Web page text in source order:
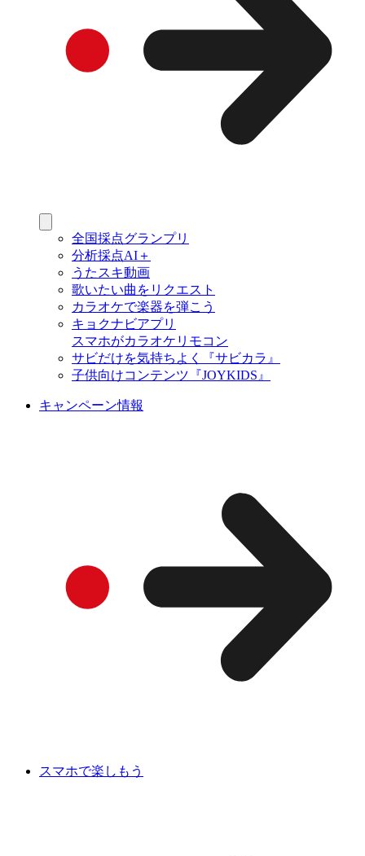
全国採点グランプリ
分析採点AI＋
うたスキ動画
歌いたい曲をリクエスト
カラオケで楽器を弾こう
キョクナビアプリ
スマホがカラオケリモコン
サビだけを気持ちよく『サビカラ』
子供向けコンテンツ『JOYKIDS』
キャンペーン情報
スマホで楽しもう